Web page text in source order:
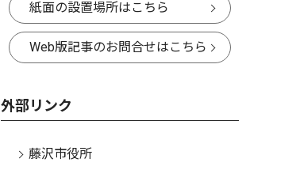
紙面の設置場所はこちら
Web版記事のお問合せはこちら
外部リンク
藤沢市役所